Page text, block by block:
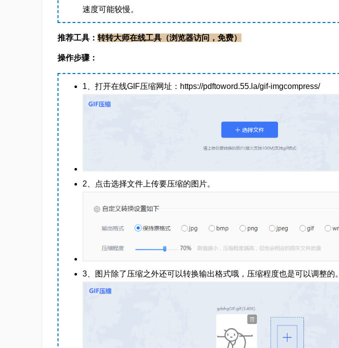
速度可能较慢。
推荐工具： 转转大师在线工具（浏览器访问，免费）
操作步骤：
1、打开在线GIF压缩网址：https://pdftoword.55.la/gif-imgcompress/
2、点击选择文件上传要压缩的图片。
3、图片除了压缩之外还可以转换输出格式哦，压缩程度也是可以调整的。